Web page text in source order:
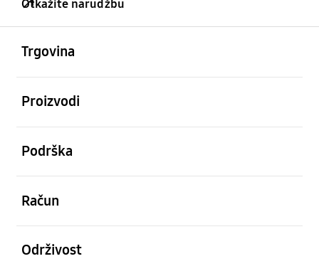
Otkažite narudžbu
Trgovina
Proizvodi
Podrška
Račun
Održivost